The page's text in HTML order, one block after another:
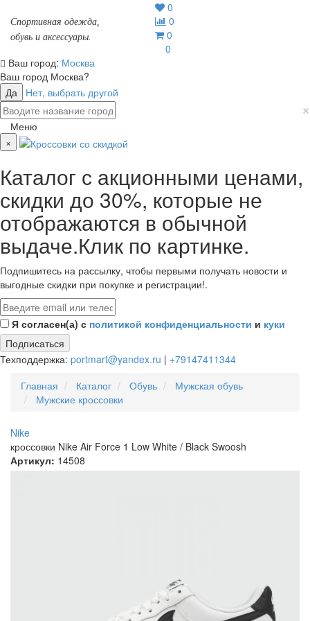
Спортивная одежда,
обувь и аксессуары.
0
0
0
0
Ваш город: Москва
Ваш город Москва?
Да
Нет, выбрать другой
×
Меню
×
Каталог с акционными ценами,
скидки до 30%, которые не
отображаются в обычной
выдаче.Клик по картинке.
Подпишитесь на рассылку, чтобы первыми получать новости и
выгодные скидки при покупке и регистрации!.
Я согласен(а) с политикой конфиденциальности и куки
Подписаться
Техподдержка: portmart@yandex.ru | +79147411344
Главная
Каталог Обувь
Мужская обувь
Мужские кроссовки
Nike
кроссовки Nike Air Force 1 Low White / Black Swoosh
Артикул: 14508